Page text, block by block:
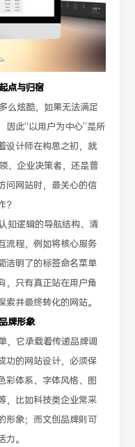
点与归宿
么炫酷，如果无法满足
因此“以用户为中心”是所
设计师在构思之初，就
、企业决策者，还是普
问网站时，最关心的信
？
知逻辑的导航结构、清
流程，例如将核心服务
洁明了的标签命名菜单
，只有真正站在用户角
并最终转化的网站。
牌形象
，它承载着传递品牌调
功的网站设计，必须保
彩体系、字体风格、图
，比如科技类企业常采
形象；而文创品牌则可
。